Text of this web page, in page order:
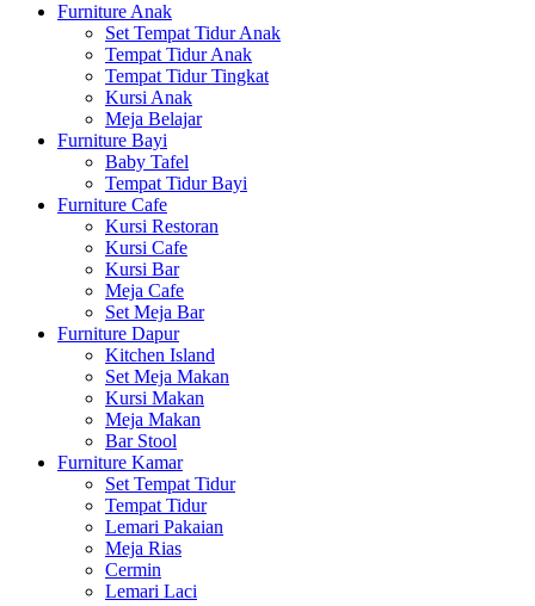
Furniture Anak
Set Tempat Tidur Anak
Tempat Tidur Anak
Tempat Tidur Tingkat
Kursi Anak
Meja Belajar
Furniture Bayi
Baby Tafel
Tempat Tidur Bayi
Furniture Cafe
Kursi Restoran
Kursi Cafe
Kursi Bar
Meja Cafe
Set Meja Bar
Furniture Dapur
Kitchen Island
Set Meja Makan
Kursi Makan
Meja Makan
Bar Stool
Furniture Kamar
Set Tempat Tidur
Tempat Tidur
Lemari Pakaian
Meja Rias
Cermin
Lemari Laci